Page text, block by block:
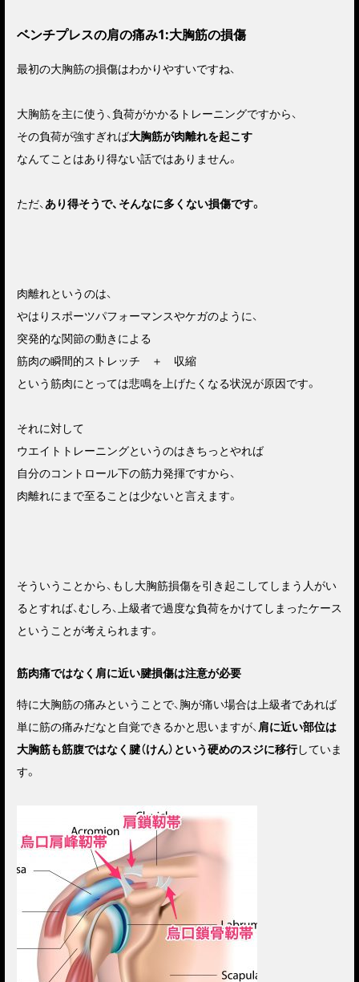
ベンチプレスの肩の痛み1:大胸筋の損傷
最初の大胸筋の損傷はわかりやすいですね、
大胸筋を主に使う、負荷がかかるトレーニングですから、
その負荷が強すぎれば大胸筋が肉離れを起こす
なんてことはあり得ない話ではありません。
ただ、 あり得そうで、そんなに多くない損傷です。
肉離れというのは、
やはりスポーツパフォーマンスやケガのように、
突発的な関節の動きによる
筋肉の瞬間的ストレッチ ＋ 収縮
という筋肉にとっては悲鳴を上げたくなる状況が原因です。
それに対して
ウエイトトレーニングというのはきちっとやれば
自分のコントロール下の筋力発揮ですから、
肉離れにまで至ることは少ないと言えます。
そういうことから、もし大胸筋損傷を引き起こしてしまう人がい
るとすれば、むしろ、上級者で過度な負荷をかけてしまったケース
ということが考えられます。
筋肉痛ではなく肩に近い腱損傷は注意が必要
特に大胸筋の痛みということで、胸が痛い場合は上級者であれば
単に筋の痛みだなと自覚できるかと思いますが、 肩に近い部位は
大胸筋も筋腹ではなく腱（けん）という硬めのスジに移行していま
す。